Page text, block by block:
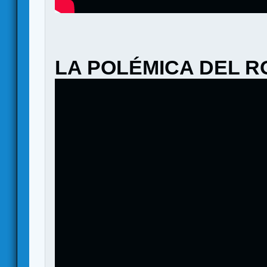
LA POLÉMICA DEL